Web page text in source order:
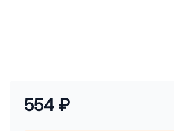
554 ₽